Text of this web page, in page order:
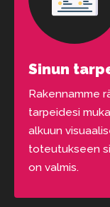
Sinun
Rakennamme
tarpeidesi
alkuun
toteutukseen
on valmis.